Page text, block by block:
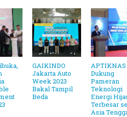
GAIKINDO
Jakarta Auto
Week 2023
Bakal Tampil
Beda
APTIKNAS
Dukung
Pameran
Teknologi
Energi
Terbesar
Asia
1 Ramadhan 1446 Hijriah